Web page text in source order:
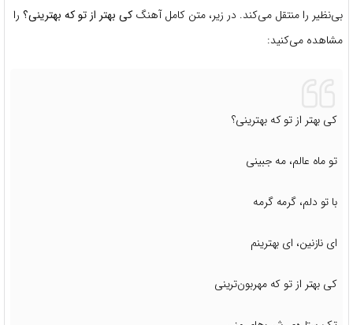
بی‌نظیر را منتقل می‌کند. در زیر، متن کامل آهنگ کی بهتر از تو که بهترینی؟ را
مشاهده می‌کنید:
کی بهتر از تو که بهترینی؟
تو ماه عالم، مه جبینی
با تو دلم، گرمه گرمه
ای نازنین، ای بهترینم
کی بهتر از تو که مهربون‌ترینی